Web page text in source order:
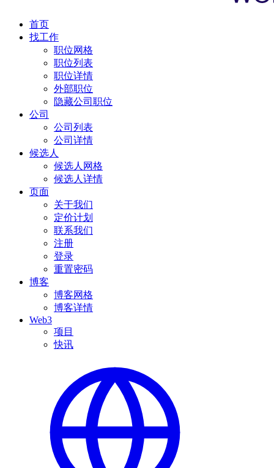
首页
找工作
职位网格
职位列表
职位详情
外部职位
隐藏公司职位
公司
公司列表
公司详情
候选人
候选人网格
候选人详情
页面
关于我们
定价计划
联系我们
注册
登录
重置密码
博客
博客网格
博客详情
Web3
项目
快讯